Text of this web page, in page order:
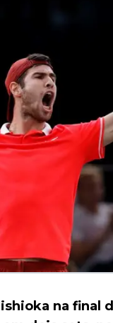
na final